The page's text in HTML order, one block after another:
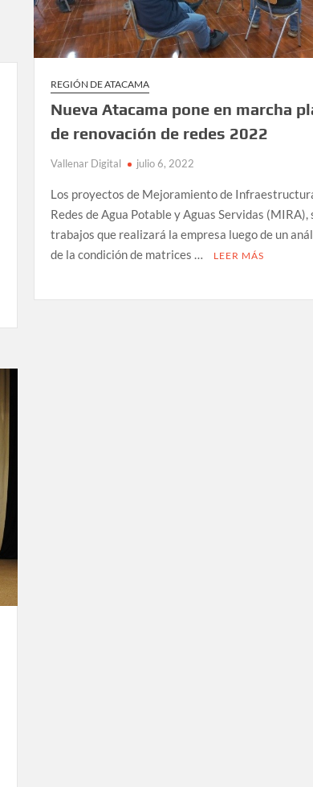
REGIÓN DE ATACAMA
Nueva Atacama pone en marcha
de renovación de redes 2022
Vallenar Digital julio 6, 2022
Los proyectos de Mejoramiento de
Redes de Agua Potable y Aguas Servidas (MIRA),
trabajos que realizará la empresa luego de un
de la condición de matrices …
LEER MÁS